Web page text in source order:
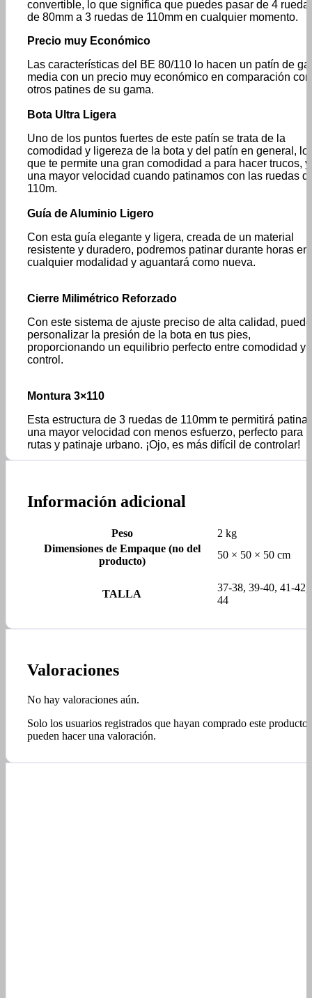
convertible, lo que significa que puedes pasar de 4
de 80mm a 3 ruedas de 110mm en cualquier momento.
Precio muy Económico
Las características del BE 80/110 lo hacen un patín de
media con un precio muy económico en comparación con
otros patines de su gama.
Bota Ultra Ligera
Uno de los puntos fuertes de este patín se trata de la
comodidad y ligereza de la bota y del patín en general, lo
que te permite una gran comodidad a para hacer trucos, y
una mayor velocidad cuando patinamos con las ruedas
110m.
Guía de Aluminio Ligero
Con esta guía elegante y ligera, creada de un material
resistente y duradero, podremos patinar durante horas en
cualquier modalidad y aguantará como nueva.
Cierre Milimétrico Reforzado
Con este sistema de ajuste preciso de alta calidad,
personalizar la presión de la bota en tus pies,
proporcionando un equilibrio perfecto entre comodidad y
control.
Montura 3×110
Esta estructura de 3 ruedas de 110mm te permitirá
una mayor velocidad con menos esfuerzo, perfecto para
rutas y patinaje urbano. ¡Ojo, es más difícil de controlar!
Información adicional
Peso
2 kg
Dimensiones de Empaque (no del
producto)
50 × 50 × 50 cm
TALLA
37-38, 39-40, 41-42,
44
Valoraciones
No hay valoraciones aún.
Solo los usuarios registrados que hayan comprado este producto
pueden hacer una valoración.